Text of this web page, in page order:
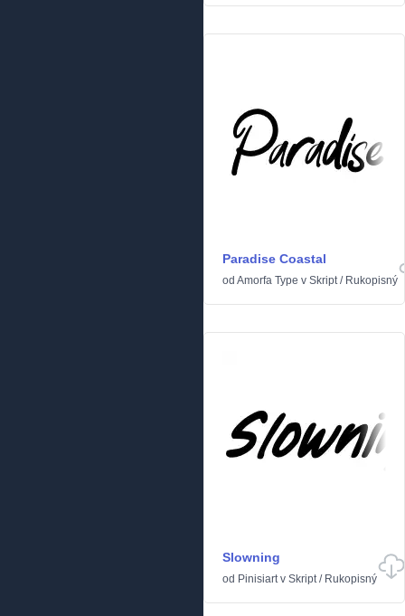
Paradise Coastal
od Amorfa Type v Skript/ Rukopisný
Slowning
od Pinisiartv Skript/ Rukopisný